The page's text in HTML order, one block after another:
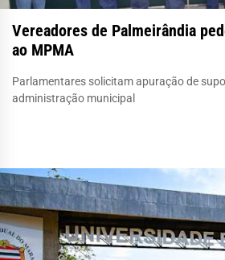
Vereadores de Palmeirândia
ao MPMA
Parlamentares solicitam apuração de
administração municipal